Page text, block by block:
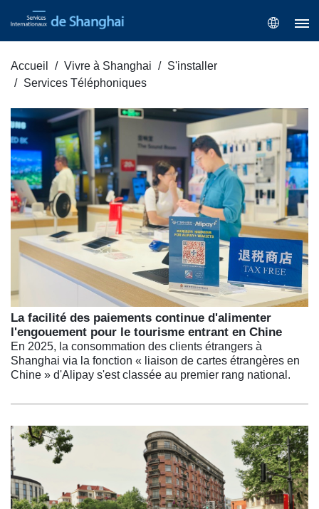
Accueil Vivre à Shanghai
S'installer
Services Téléphoniques
La facilité des paiements continue d'alimenter
l'engouement pour le tourisme entrant en Chine
En 2025, la consommation des clients étrangers à
Shanghai via la fonction « liaison de cartes étrangères en
Chine » d'Alipay s'est classée au premier rang national.